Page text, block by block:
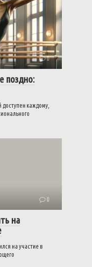
0
поздно:
каждому,
0
на
на участие в